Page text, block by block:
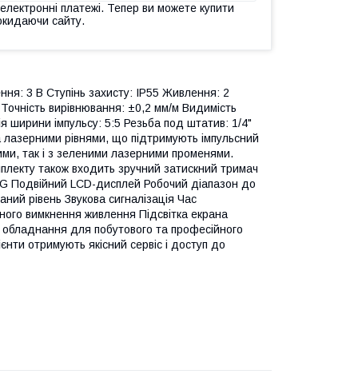
платежі. Тепер ви можете купити
сайту.
3 В Ступінь захисту: IP55 Живлення: 2
вирівнювання: ±0,2 мм/м Видимість
імпульсу: 5:5 Резьба под штатив: 1/4"
рівнями, що підтримують імпульсний
так і з зеленими лазерними променями.
також входить зручний затискний тримач
Подвійний LCD-дисплей Робочий діапазон до
рівень Звукова сигналізація Час
вимкнення живлення Підсвітка екрана
для побутового та професійного
отримують якісний сервіс і доступ до